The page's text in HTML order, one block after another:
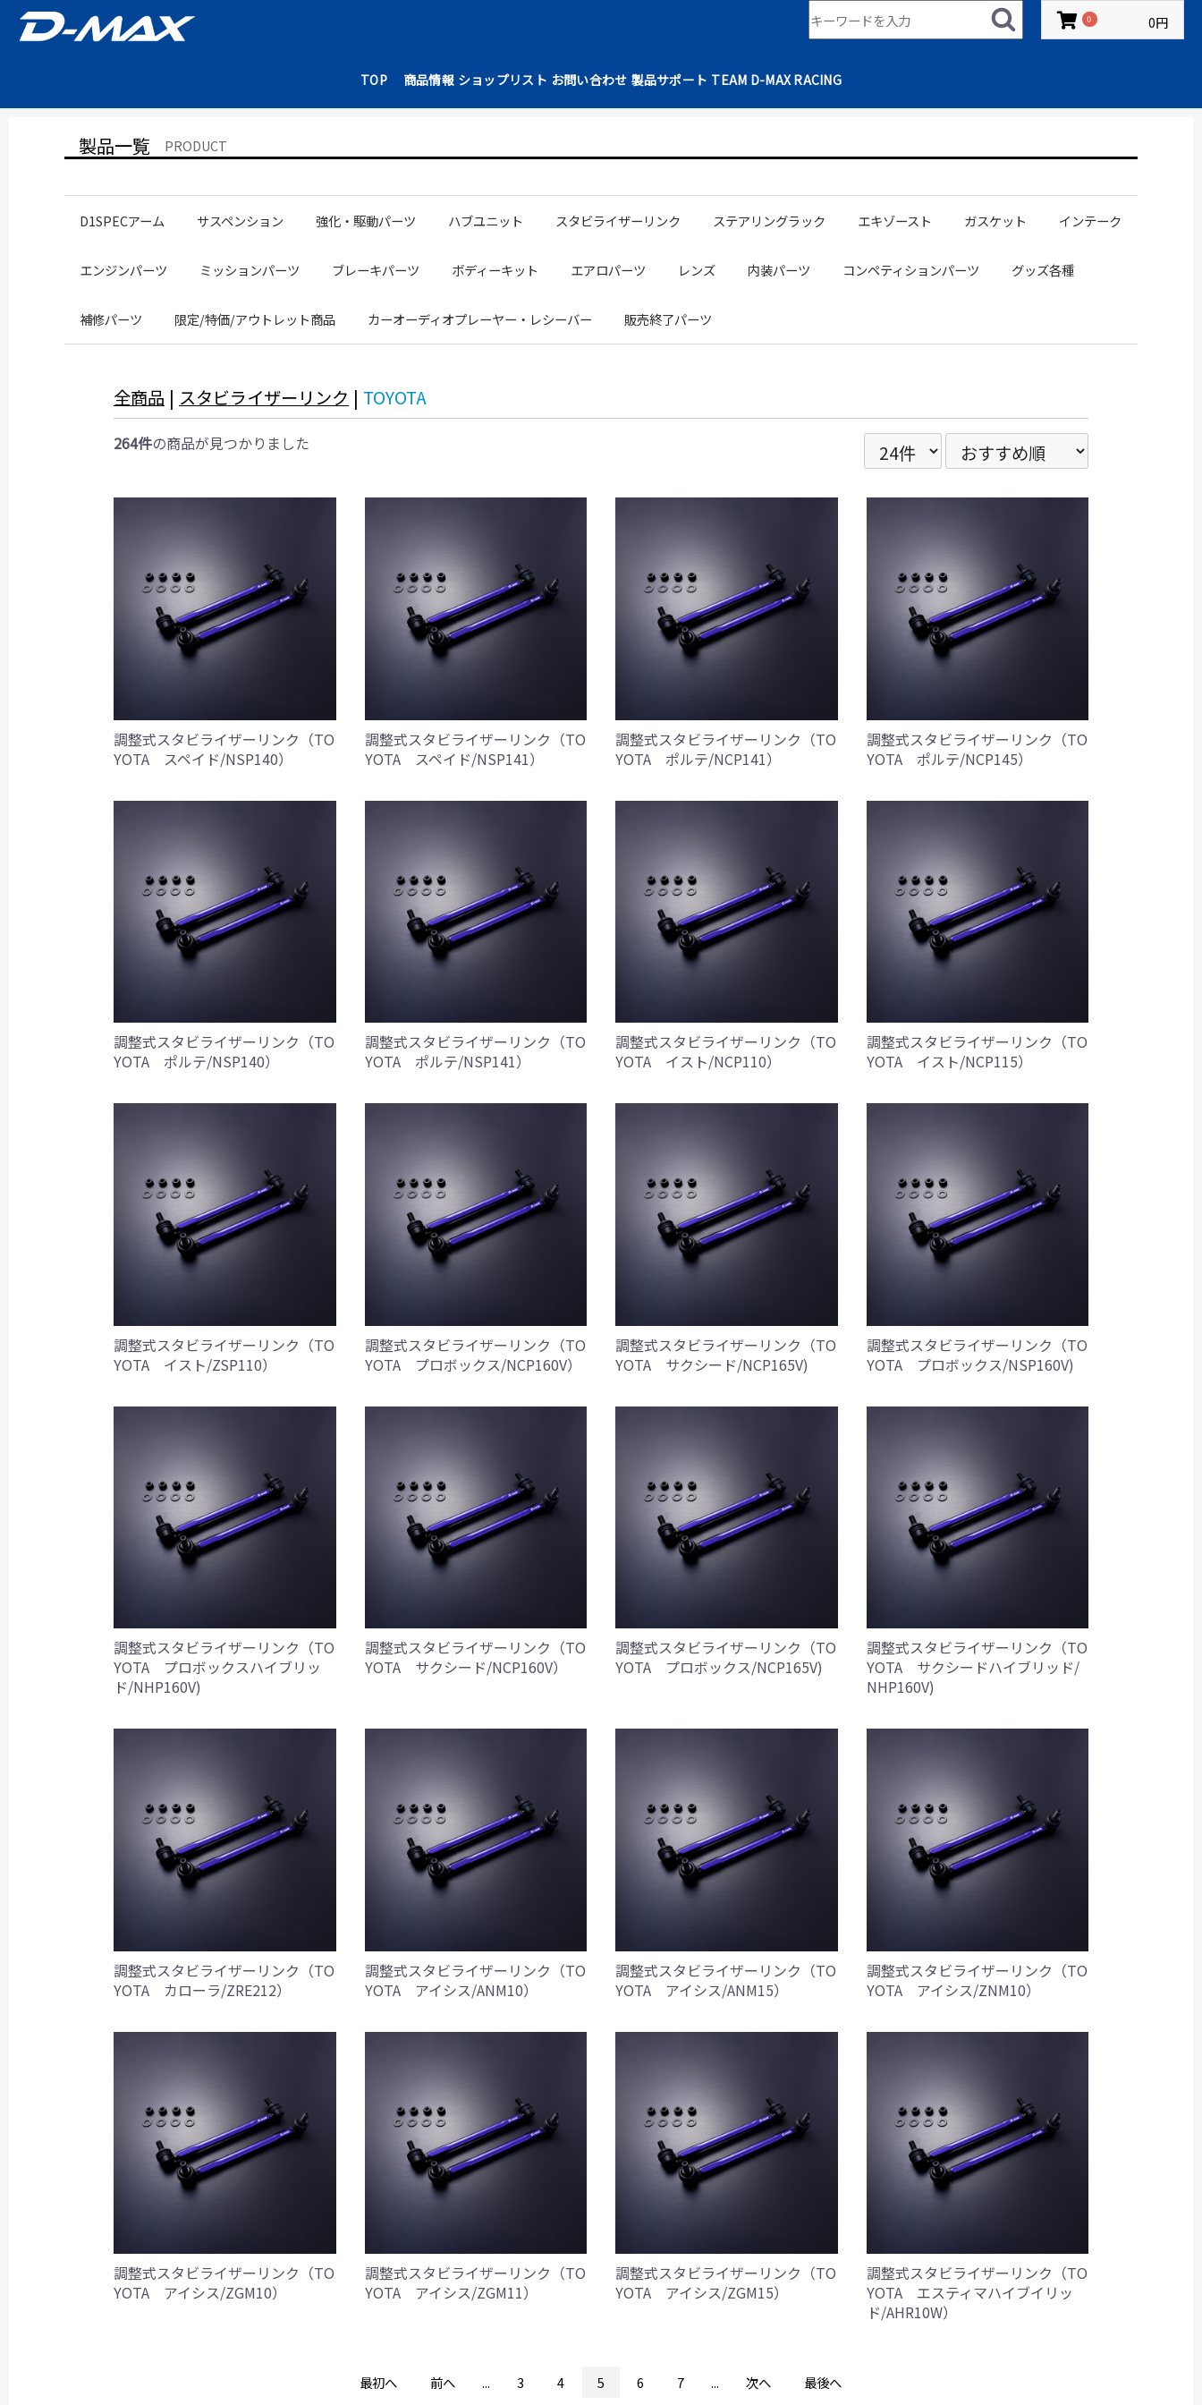
TOP 商品情報 ショップリスト お問い合わせ 製品サポート TEAM D-MAX RACING
0 0円
製品一覧 PRODUCT
D1SPECアーム
NISSANアーム 13系
14系
NISSANピロ
TOYOTAアーム 90/100系
86/GR86
TOYOTAピロ JZX100
86/GR86
SUBARUアーム
SUBARUピロ ZC6/ZD8
改造検査書類
補修パーツ
サスペンション
RACING SPEC NISSAN
DRIFT SPEC NISSAN
D1SPEC NISSAN
SUPER STREET NISSAN
TOYOTA
SUBARU
直巻スプリング 240mm
220mm
200mm
180mm
150mm
その他サスペンションパーツ
強化・駆動パーツ
ドライブシャフト フロントショートスタビライザー
テンションロッドブラケット
クラッチペダルブラケット
デフマウントブッシュ カーボンプロペラシャフト1100
フロントナックル NISSAN
TOYOTA
ハブユニット
NISSAN
TOYOTA
SUBARU
補修パーツ
スタビライザーリンク
NISSAN
TOYOTA
LEXUS
HONDA
MAZDA
SUBARU
MITSUBISHI
DAIHATSU
SUZUKI
補修パーツ
ステアリングラック
パワーステアリングラック
ステアリングギアマウントブッシュ
シリコンラックブーツ
エキゾースト
エキゾーストマニホールド
アウトレットパイプ
フロントパイプ
ストレートパイプ
マフラー/サイレンサー
キャタライザー
補修パーツ
ガスケット
SR20
1JZ
2JZ
RB20
RB25
RB26
タービンフランジ用
インテーク
サクションパイプ
エアクリ
エンジンパーツ
エンジンメンバー
エンジンマウントブッシュ SR20
1J
ラジエーターホース SR20
1JZ
ヘッドカバーガスケット SR20
1JZ
2JZ
ミッションパーツ
クロスミッション ミッションマウントブッシュ
補修パーツ
ブレーキパーツ
RACINGSPEC
DRIFTSPEC
SUPERSTREET
ブレーキシリンダー
ボディーキット
レーシングスペックボディーKIT S15シルビア
GR86
JZX100マークⅡ
JZX100チェイサー
ドリフトスペックボディーKIT S15シルビア
S14前期シルビア
S14後期シルビア
S13シルビア
180SX
レース用ドア
ルーフパネル
ツッパリトランク
マルチダッシュボード
エアロパーツ
ボンネット
DRIFT SPECフェンダー
D1SPECフェンダー
フロントフェンダー
リアフェンダー
スポイラー
汎用パーツ
レンズ
NISSAN
TOYOTA
内装パーツ コンペティションパーツ グッズ各種
補修パーツ 限定/特価/アウトレット商品 カーオーディオプレーヤー・レシーバー 販売終了パーツ
全商品 | スタビライザーリンク | TOYOTA
264件の商品が見つかりました
調整式スタビライザーリンク（TO
YOTA スペイド/NSP140）
調整式スタビライザーリンク（TO
YOTA スペイド/NSP141）
調整式スタビライザーリンク（TO
YOTA ポルテ/NCP141）
調整式スタビライザーリンク（TO
YOTA ポルテ/NCP145）
調整式スタビライザーリンク（TO
YOTA ポルテ/NSP140）
調整式スタビライザーリンク（TO
YOTA ポルテ/NSP141）
調整式スタビライザーリンク（TO
YOTA イスト/NCP110）
調整式スタビライザーリンク（TO
YOTA イスト/NCP115）
調整式スタビライザーリンク（TO
YOTA イスト/ZSP110）
調整式スタビライザーリンク（TO
YOTA プロボックス/NCP160V）
調整式スタビライザーリンク（TO
YOTA サクシード/NCP165V)
調整式スタビライザーリンク（TO
YOTA プロボックス/NSP160V)
調整式スタビライザーリンク（TO
YOTA プロボックスハイブリッ
ド/NHP160V)
調整式スタビライザーリンク（TO
YOTA サクシード/NCP160V）
調整式スタビライザーリンク（TO
YOTA プロボックス/NCP165V)
調整式スタビライザーリンク（TO
YOTA サクシードハイブリッド/
NHP160V)
調整式スタビライザーリンク（TO
YOTA カローラ/ZRE212）
調整式スタビライザーリンク（TO
YOTA アイシス/ANM10）
調整式スタビライザーリンク（TO
YOTA アイシス/ANM15）
調整式スタビライザーリンク（TO
YOTA アイシス/ZNM10）
調整式スタビライザーリンク（TO
YOTA アイシス/ZGM10）
調整式スタビライザーリンク（TO
YOTA アイシス/ZGM11）
調整式スタビライザーリンク（TO
YOTA アイシス/ZGM15）
調整式スタビライザーリンク（TO
YOTA エスティマハイブイリッ
ド/AHR10W）
最初へ 前へ ... 3 4 5 6 7 ... 次へ 最後へ